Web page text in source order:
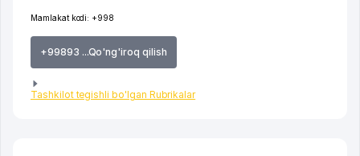
Mamlakat kodi: +998
+99893 ...Qo'ng'iroq qilish
Tashkilot tegishli bo'lgan Rubrikalar